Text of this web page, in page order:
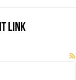
link